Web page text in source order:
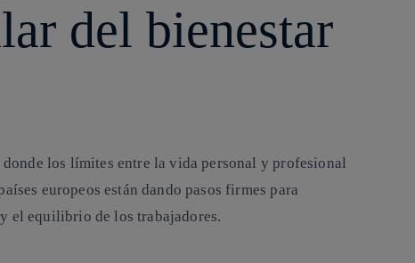
del bienestar
los límites entre la vida personal y profesional
europeos están dando pasos firmes para
el equilibrio de los trabajadores.